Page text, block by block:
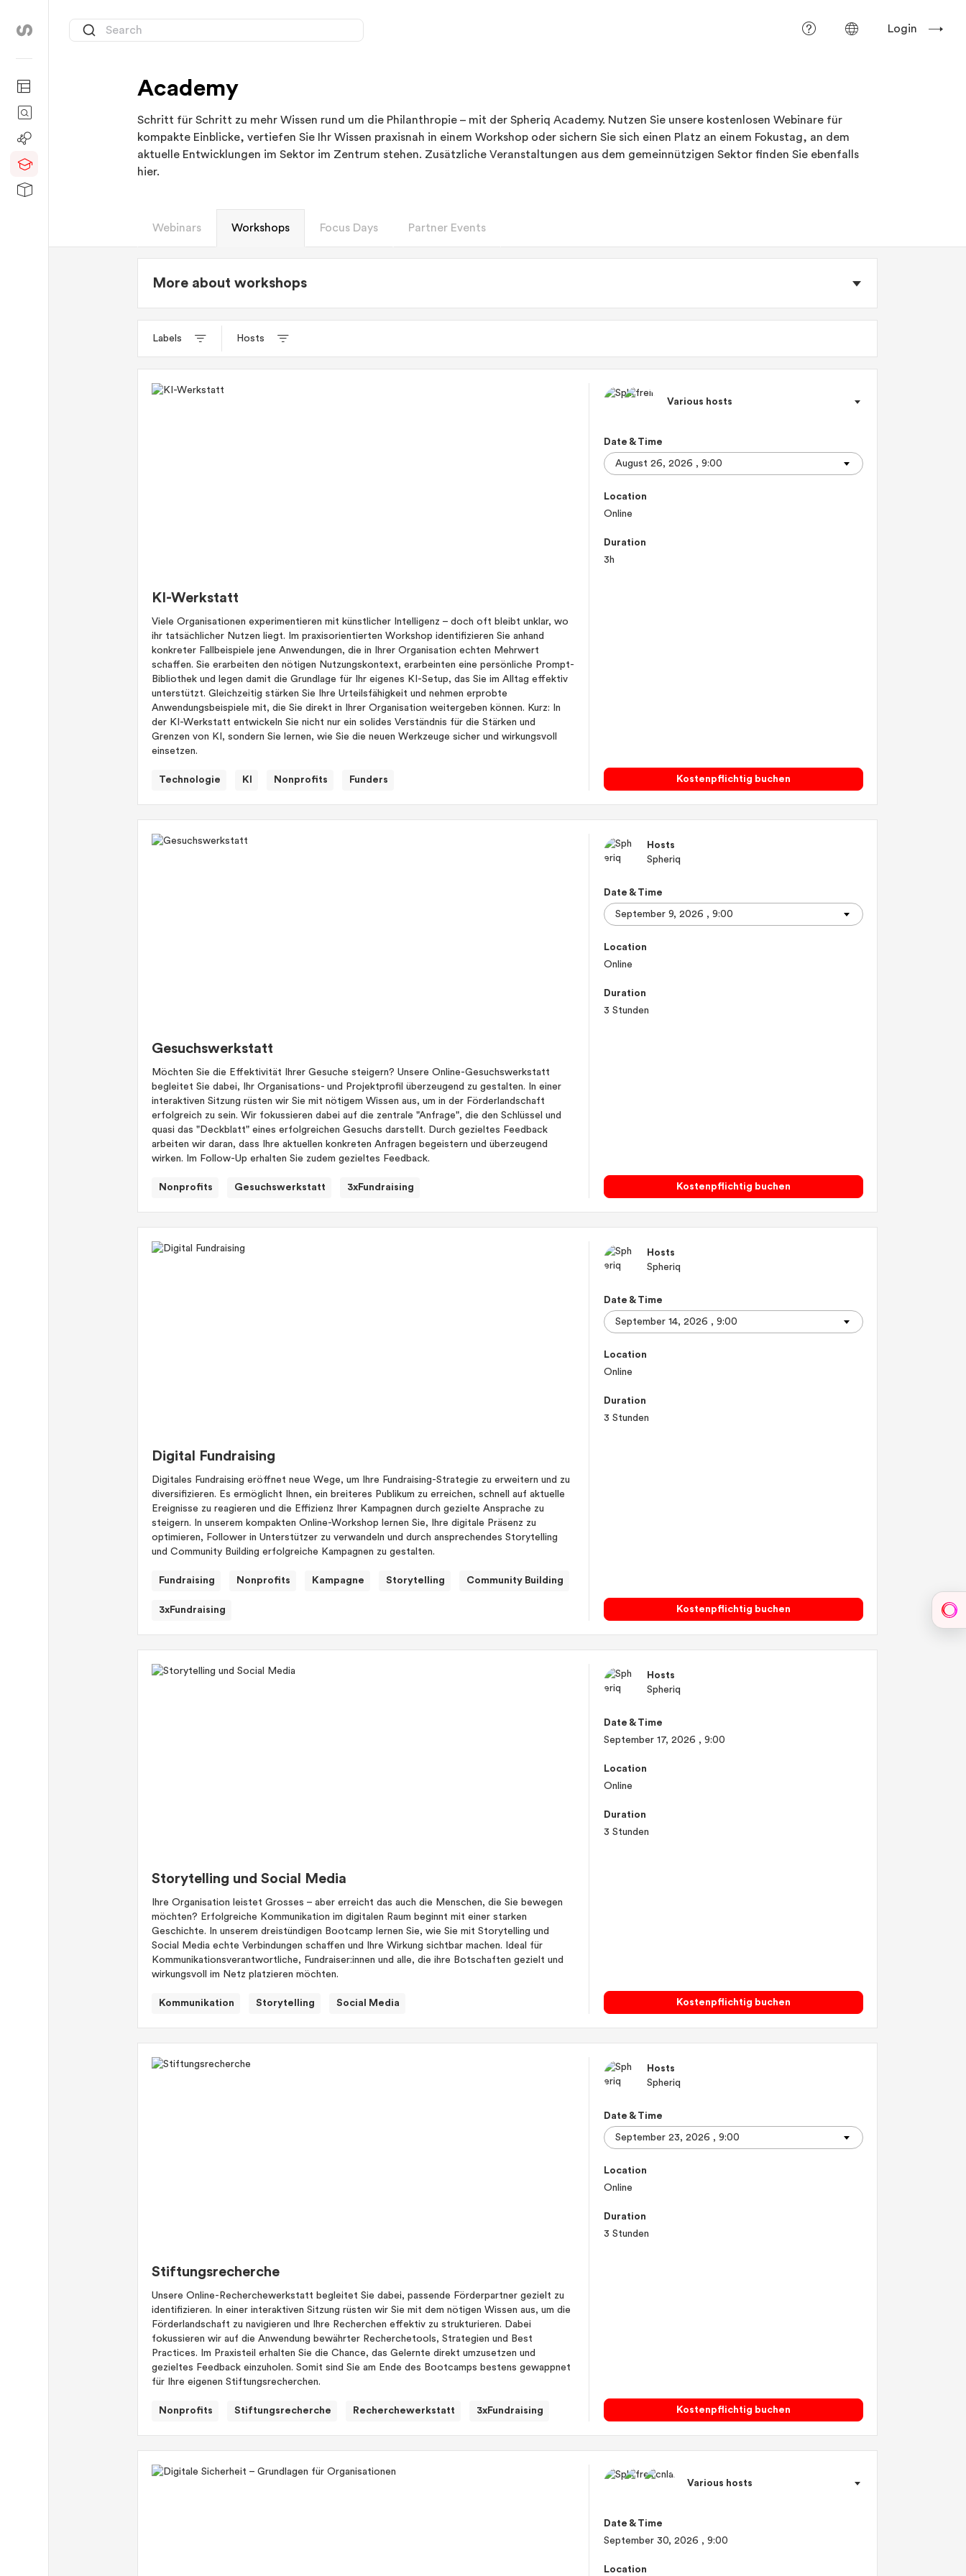
Login
Academy
Schritt für Schritt zu mehr Wissen rund um die Philanthropie – mit der Spheriq Academy. Nutzen Sie unsere kostenlosen Webinare für
kompakte Einblicke, vertiefen Sie Ihr Wissen praxisnah in einem Workshop oder sichern Sie sich einen Platz an einem Fokustag, an dem
aktuelle Entwicklungen im Sektor im Zentrum stehen. Zusätzliche Veranstaltungen aus dem gemeinnützigen Sektor finden Sie ebenfalls
hier.
Webinars Workshops Focus Days Partner Events
More about workshops
Labels Hosts
KI-Werkstatt
Viele Organisationen experimentieren mit künstlicher Intelligenz – doch oft bleibt unklar, wo
ihr tatsächlicher Nutzen liegt. Im praxisorientierten Workshop identifizieren Sie anhand
konkreter Fallbeispiele jene Anwendungen, die in Ihrer Organisation echten Mehrwert
schaffen. Sie erarbeiten den nötigen Nutzungskontext, erarbeinten eine persönliche Prompt-
Bibliothek und legen damit die Grundlage für Ihr eigenes KI-Setup, das Sie im Alltag effektiv
unterstützt. Gleichzeitig stärken Sie Ihre Urteilsfähigkeit und nehmen erprobte
Anwendungsbeispiele mit, die Sie direkt in Ihrer Organisation weitergeben können. Kurz: In
der KI-Werkstatt entwickeln Sie nicht nur ein solides Verständnis für die Stärken und
Grenzen von KI, sondern Sie lernen, wie Sie die neuen Werkzeuge sicher und wirkungsvoll
einsetzen.
Technologie KI Nonprofits Funders
Various hosts
Date & Time
Location
Online
Duration
3h
Kostenpflichtig buchen
Gesuchswerkstatt
Möchten Sie die Effektivität Ihrer Gesuche steigern? Unsere Online-Gesuchswerkstatt
begleitet Sie dabei, Ihr Organisations- und Projektprofil überzeugend zu gestalten. In einer
interaktiven Sitzung rüsten wir Sie mit nötigem Wissen aus, um in der Förderlandschaft
erfolgreich zu sein. Wir fokussieren dabei auf die zentrale "Anfrage", die den Schlüssel und
quasi das "Deckblatt" eines erfolgreichen Gesuchs darstellt. Durch gezieltes Feedback
arbeiten wir daran, dass Ihre aktuellen konkreten Anfragen begeistern und überzeugend
wirken. Im Follow-Up erhalten Sie zudem gezieltes Feedback.
Nonprofits Gesuchswerkstatt 3xFundraising
Hosts
Spheriq
Date & Time
Location
Online
Duration
3 Stunden
Kostenpflichtig buchen
Digital Fundraising
Digitales Fundraising eröffnet neue Wege, um Ihre Fundraising-Strategie zu erweitern und zu
diversifizieren. Es ermöglicht Ihnen, ein breiteres Publikum zu erreichen, schnell auf aktuelle
Ereignisse zu reagieren und die Effizienz Ihrer Kampagnen durch gezielte Ansprache zu
steigern. In unserem kompakten Online-Workshop lernen Sie, Ihre digitale Präsenz zu
optimieren, Follower in Unterstützer zu verwandeln und durch ansprechendes Storytelling
und Community Building erfolgreiche Kampagnen zu gestalten.
Fundraising Nonprofits Kampagne Storytelling Community Building
3xFundraising
Hosts
Spheriq
Date & Time
Location
Online
Duration
3 Stunden
Kostenpflichtig buchen
Storytelling und Social Media
Ihre Organisation leistet Grosses – aber erreicht das auch die Menschen, die Sie bewegen
möchten? Erfolgreiche Kommunikation im digitalen Raum beginnt mit einer starken
Geschichte. In unserem dreistündigen Bootcamp lernen Sie, wie Sie mit Storytelling und
Social Media echte Verbindungen schaffen und Ihre Wirkung sichtbar machen. Ideal für
Kommunikationsverantwortliche, Fundraiser:innen und alle, die ihre Botschaften gezielt und
wirkungsvoll im Netz platzieren möchten.
Kommunikation Storytelling Social Media
Hosts
Spheriq
Date & Time
September 17, 2026 , 9:00
Location
Online
Duration
3 Stunden
Kostenpflichtig buchen
Stiftungsrecherche
Unsere Online-Recherchewerkstatt begleitet Sie dabei, passende Förderpartner gezielt zu
identifizieren. In einer interaktiven Sitzung rüsten wir Sie mit dem nötigen Wissen aus, um die
Förderlandschaft zu navigieren und Ihre Recherchen effektiv zu strukturieren. Dabei
fokussieren wir auf die Anwendung bewährter Recherchetools, Strategien und Best
Practices. Im Praxisteil erhalten Sie die Chance, das Gelernte direkt umzusetzen und
gezieltes Feedback einzuholen. Somit sind Sie am Ende des Bootcamps bestens gewappnet
für Ihre eigenen Stiftungsrecherchen.
Nonprofits Stiftungsrecherche Recherchewerkstatt 3xFundraising
Hosts
Spheriq
Date & Time
Location
Online
Duration
3 Stunden
Kostenpflichtig buchen
Various hosts
Date & Time
September 30, 2026 , 9:00
Location